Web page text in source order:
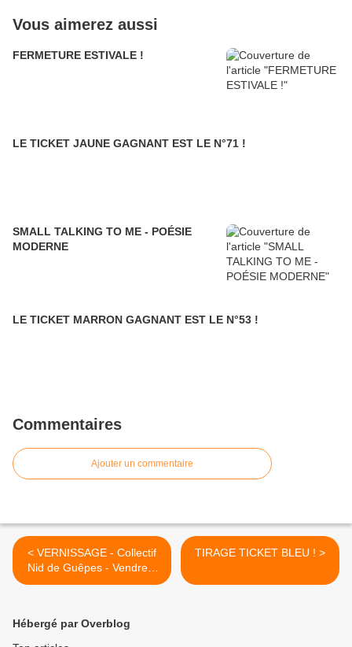
Vous aimerez aussi
FERMETURE ESTIVALE !
LE TICKET JAUNE GAGNANT EST LE N°71 !
SMALL TALKING TO ME - POÉSIE
MODERNE
LE TICKET MARRON GAGNANT EST LE N°53 !
Commentaires
Ajouter un commentaire
< VERNISSAGE - Collectif
Nid de Guêpes - Vendredi
24 Juin 2016 à partir de
TIRAGE TICKET BLEU ! >
Hébergé par Overblog